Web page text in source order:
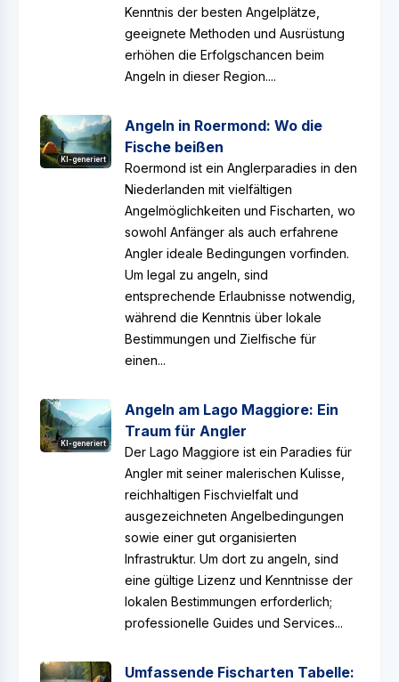
Kenntnis der besten Angelplätze,
geeignete Methoden und Ausrüstung
erhöhen die Erfolgschancen beim
Angeln in dieser Region....
KI-generiert
Angeln in Roermond: Wo die
Fische beißen
Roermond ist ein Anglerparadies in den
Niederlanden mit vielfältigen
Angelmöglichkeiten und Fischarten, wo
sowohl Anfänger als auch erfahrene
Angler ideale Bedingungen vorfinden.
Um legal zu angeln, sind
entsprechende Erlaubnisse notwendig,
während die Kenntnis über lokale
Bestimmungen und Zielfische für
einen...
KI-generiert
Angeln am Lago Maggiore: Ein
Traum für Angler
Der Lago Maggiore ist ein Paradies für
Angler mit seiner malerischen Kulisse,
reichhaltigen Fischvielfalt und
ausgezeichneten Angelbedingungen
sowie einer gut organisierten
Infrastruktur. Um dort zu angeln, sind
eine gültige Lizenz und Kenntnisse der
lokalen Bestimmungen erforderlich;
professionelle Guides und Services...
Umfassende Fischarten Tabelle: